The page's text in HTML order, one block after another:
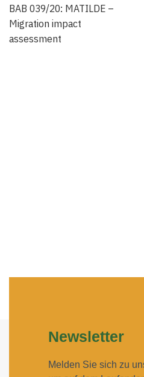
BAB 039/20: MATILDE –
Migration impact
assessment
Newsletter
Melden Sie sich zu